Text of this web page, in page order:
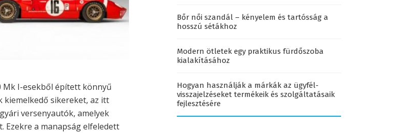
Mk I-esekből épített könnyű
sikereket, az itt
versenyautók, amelyek
Ezekre a manapság elfeledett
Bőr női szandál – kényelem és tartósság a
hosszú sétákhoz
Modern ötletek egy praktikus fürdőszoba
kialakításához
Hogyan használják a márkák az ügyfél-
visszajelzéseket termékeik és szolgáltatásaik
fejlesztésére